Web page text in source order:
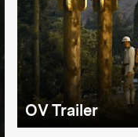
OV Trailer